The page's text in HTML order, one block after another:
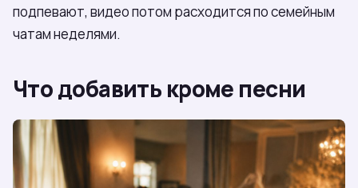
подпевают, видео потом расходится по семейным
чатам неделями.
Что добавить кроме песни